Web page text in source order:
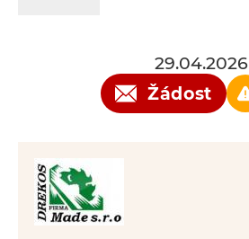
29.04.2026
Žádost